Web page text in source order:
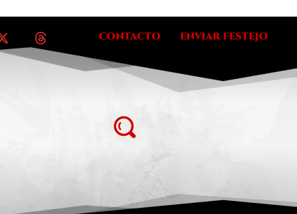
CONTACTO ENVIAR FESTEJO